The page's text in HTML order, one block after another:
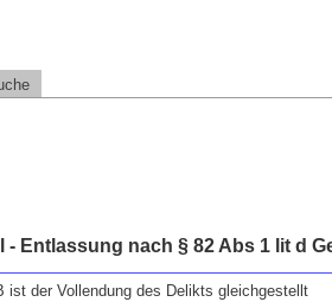
Entlassung nach § 82 Abs 1 lit d
ist der Vollendung des Delikts gleichgestellt